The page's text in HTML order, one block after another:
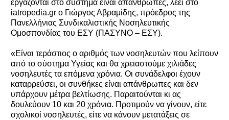
εργάζονται στο σύστημα είναι απάνθρωπες, λέει στο
iatropedia.gr o Γιώργος Αβραμίδης, πρόεδρος της
Πανελλήνιας Συνδικαλιστικής Νοσηλευτικής
Ομοσπονδίας του ΕΣΥ (ΠΑΣΥΝΟ – ΕΣΥ).
«Είναι τεράστιος ο αριθμός των νοσηλευτών που λείπουν
από το σύστημα Υγείας και θα χρειαστούμε χιλιάδες
νοσηλευτές τα επόμενα χρόνια. Οι συνάδελφοι έχουν
καταρρεύσει, οι συνθήκες είναι απάνθρωπες και δεν
υπάρχουν μέτρα βελτίωσης. Παραιτούνται κι ας
δουλεύουν 10 και 20 χρόνια. Προτιμούν να γίνουν, είτε
σχολικοί νοσηλευτές, είτε να κάνουν μετατάξεις σε